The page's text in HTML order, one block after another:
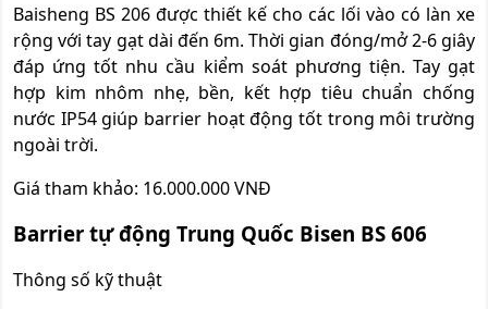
Baisheng BS 206 được thiết kế cho các lối vào có làn xe
rộng với tay gạt dài đến 6m. Thời gian đóng/mở 2-6 giây
đáp ứng tốt nhu cầu kiểm soát phương tiện. Tay gạt
hợp kim nhôm nhẹ, bền, kết hợp tiêu chuẩn chống
nước IP54 giúp barrier hoạt động tốt trong môi trường
ngoài trời.
Giá tham khảo: 16.000.000 VNĐ
Barrier tự động Trung Quốc Bisen BS 606
Thông số kỹ thuật